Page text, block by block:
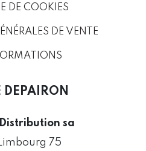
DE COOKIES
DE VENTE
DEPAIRON
sa
75